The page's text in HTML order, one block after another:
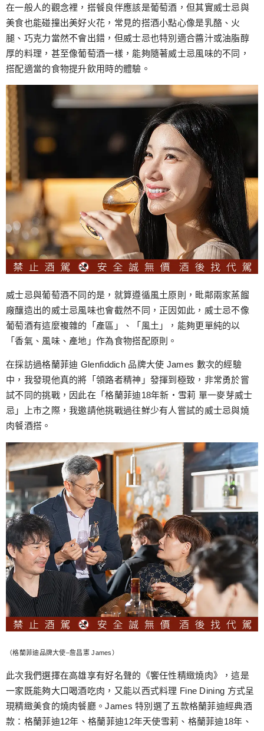
跳
至
主
要
內
容
在一般人的觀念裡，搭餐良伴應該是葡萄酒，但其實威士忌與
美食也能碰撞出美好火花，常見的搭酒小點心像是乳酪、火
腿、巧克力當然不會出錯，但威士忌也特別適合醬汁或油脂醇
厚的料理，甚至像葡萄酒一樣，能夠隨著威士忌風味的不同，
搭配適當的食物提升飲用時的體驗。
威士忌與葡萄酒不同的是，就算遵循風土原則，毗鄰兩家蒸餾
廠釀造出的威士忌風味也會截然不同，正因如此，威士忌不像
葡萄酒有這麼複雜的「產區」、「風土」，能夠更單純的以
「香氣、風味、產地」作為食物搭配原則。
在採訪過格蘭菲迪 Glenfiddich 品牌大使 James 數次的經驗
中，我發現他真的將「領路者精神」發揮到極致，非常勇於嘗
試不同的挑戰，因此在「格蘭菲迪18年新‧雪莉 單一麥芽威士
忌」上市之際，我邀請他挑戰過往鮮少有人嘗試的威士忌與燒
肉餐酒搭。
（格蘭菲迪品牌大使–詹昌憲 James）
此次我們選擇在高雄享有好名聲的《饗任性精緻燒肉》，這是
一家既能夠大口喝酒吃肉，又能以西式料理 Fine Dining 方式呈
現精緻美食的燒肉餐廳。James 特別選了五款格蘭菲迪經典酒
款：格蘭菲迪12年、格蘭菲迪12年天使雪莉、格蘭菲迪18年、